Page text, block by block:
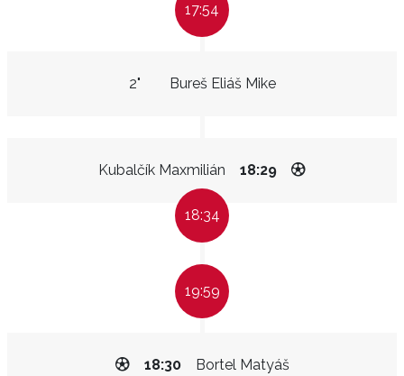
17:54
Bureš Eliáš Mike
2"
Kubalčík Maxmilián 18:29
18:34
19:59
Bortel Matyáš
18:30